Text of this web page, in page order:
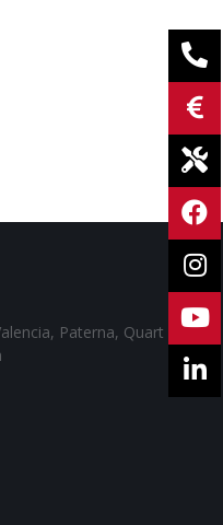
Paterna, Quart de